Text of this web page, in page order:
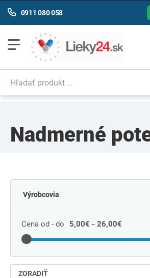
0911 080 058
Nadmerné
Cena od - do 5,00€ - 26,00€
ZORADIŤ